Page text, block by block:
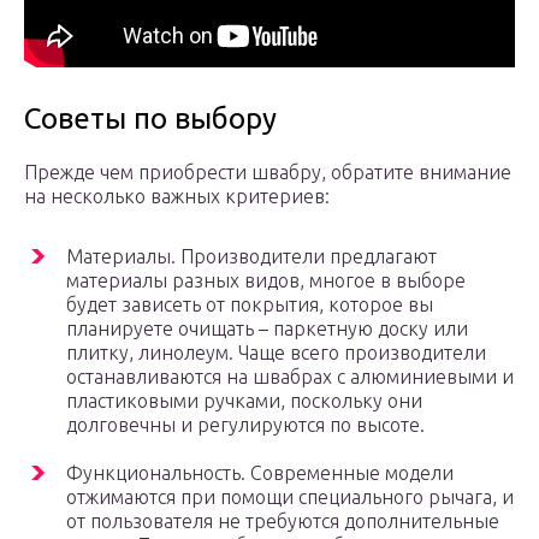
Советы по выбору
Прежде чем приобрести швабру, обратите внимание
на несколько важных критериев:
Материалы. Производители предлагают
материалы разных видов, многое в выборе
будет зависеть от покрытия, которое вы
планируете очищать – паркетную доску или
плитку, линолеум. Чаще всего производители
останавливаются на швабрах с алюминиевыми и
пластиковыми ручками, поскольку они
долговечны и регулируются по высоте.
Функциональность. Современные модели
отжимаются при помощи специального рычага, и
от пользователя не требуются дополнительные